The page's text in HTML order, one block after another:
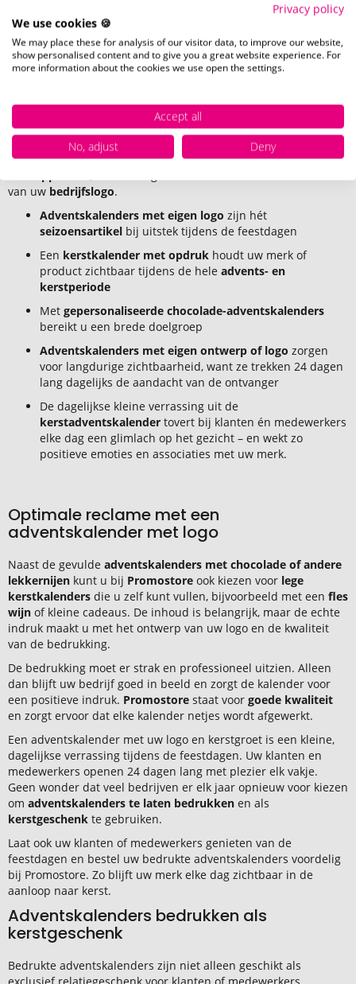
promotiesnoepjesop bijna alle zintuiglijke niveaus.
Eenadventskalender met bedrukkingcreëert bovendien een
persoonlijke band tussen uw bedrijf en uw klanten en biedt
meerwaarde voor beide partijen. Voor de ontvanger is het een
kleine attentie uit de kalender te halen. Voor uw bedrijf is het
een uitstekende kans om in contact te blijven met klanten en te
laten zien dat u hen waardeert.
Adventskalenders als promotieartikelbieden een groot
van uw bedrijfslogo.
Adventskalenders met eigen logo zijn hét
seizoensartikel bij uitstek tijdens de feestdagen
Een kerstkalender met opdruk houdt uw merk of
product zichtbaar tijdens de hele advents- en
kerstperiode
Met gepersonaliseerde chocolade-adventskalenders
bereikt u een brede doelgroep
Adventskalenders met eigen ontwerp of logo zorgen
voor langdurige zichtbaarheid, want ze trekken 24 dagen
lang dagelijks de aandacht van de ontvanger
De dagelijkse kleine verrassing uit de
kerstadventskalender tovert bij klanten én medewerkers
elke dag een glimlach op het gezicht – en wekt zo
positieve emoties en associaties met uw merk.
Optimale reclame met een
adventskalender met logo
Naast de gevulde adventskalenders met chocolade of andere
lekkernijen kunt u bij Promostore ook kiezen voor lege
kerstkalenders die u zelf kunt vullen, bijvoorbeeld met een fles
wijn of kleine cadeaus. De inhoud is belangrijk, maar de echte
indruk maakt u met het ontwerp van uw logo en de kwaliteit
van de bedrukking.
De bedrukking moet er strak en professioneel uitzien. Alleen
dan blijft uw bedrijf goed in beeld en zorgt de kalender voor
een positieve indruk. Promostore staat voor goede kwaliteit
en zorgt ervoor dat elke kalender netjes wordt afgewerkt.
Een adventskalender met uw logo en kerstgroet is een kleine,
dagelijkse verrassing tijdens de feestdagen. Uw klanten en
medewerkers openen 24 dagen lang met plezier elk vakje.
Geen wonder dat veel bedrijven er elk jaar opnieuw voor kiezen
om adventskalenders te laten bedrukken en als
kerstgeschenk te gebruiken.
Laat ook uw klanten of medewerkers genieten van de
feestdagen en bestel uw bedrukte adventskalenders voordelig
bij Promostore. Zo blijft uw merk elke dag zichtbaar in de
aanloop naar kerst.
Adventskalenders bedrukken als
kerstgeschenk
Bedrukte adventskalenders zijn niet alleen geschikt als
Privacy policy
We use cookies 🍪
We may place these for analysis of our visitor data, to improve our website,
show personalised content and to give you a great website experience. For
more information about the cookies we use open the settings.
Accept all
No, adjust
Deny